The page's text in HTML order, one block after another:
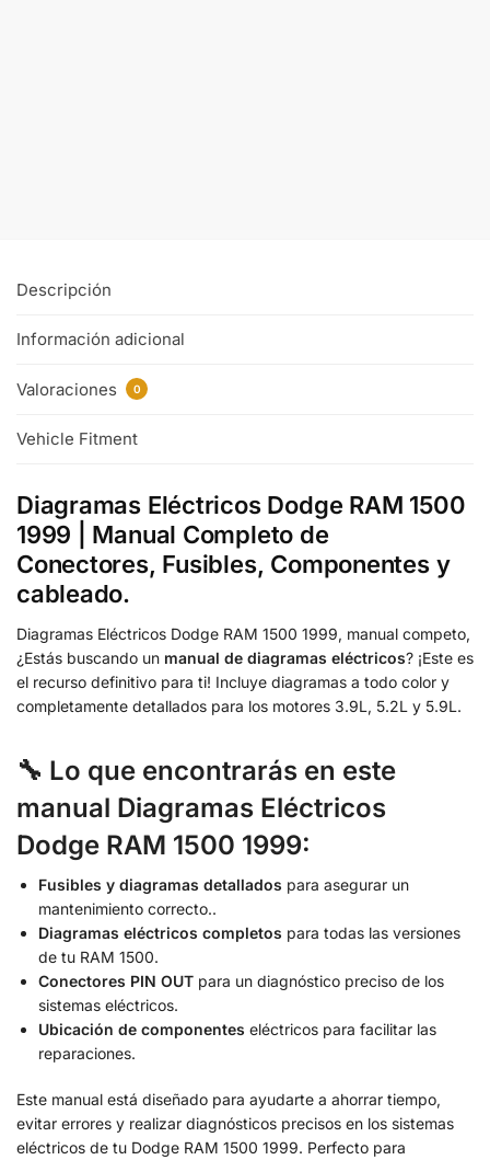
Descripción
Información adicional
Valoraciones 0
Vehicle Fitment
Diagramas Eléctricos Dodge RAM 1500
1999 | Manual Completo de
Conectores, Fusibles, Componentes y
cableado.
Diagramas Eléctricos Dodge RAM 1500 1999, manual competo,
¿Estás buscando un manual de diagramas eléctricos? ¡Este es
el recurso definitivo para ti! Incluye diagramas a todo color y
completamente detallados para los motores 3.9L, 5.2L y 5.9L.
🔧 Lo que encontrarás en este
manual Diagramas Eléctricos
Dodge RAM 1500 1999:
Fusibles y diagramas detallados para asegurar un
mantenimiento correcto..
Diagramas eléctricos completos para todas las versiones
de tu RAM 1500.
Conectores PIN OUT para un diagnóstico preciso de los
sistemas eléctricos.
Ubicación de componentes eléctricos para facilitar las
reparaciones.
Este manual está diseñado para ayudarte a ahorrar tiempo,
evitar errores y realizar diagnósticos precisos en los sistemas
eléctricos de tu Dodge RAM 1500 1999. Perfecto para